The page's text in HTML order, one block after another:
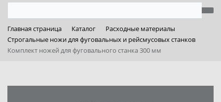
Главная страница Каталог
Расходные материалы
Строгальные ножи для фуговальных и рейсмусовых станков
Комплект ножей для фуговального станка 300 мм